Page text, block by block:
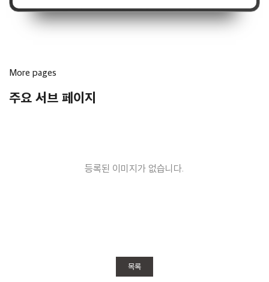
More pages
주요 서브 페이지
등록된 이미지가 없습니다.
목록